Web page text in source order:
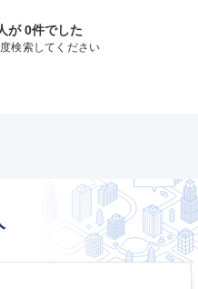
が 0件でした
検索してください